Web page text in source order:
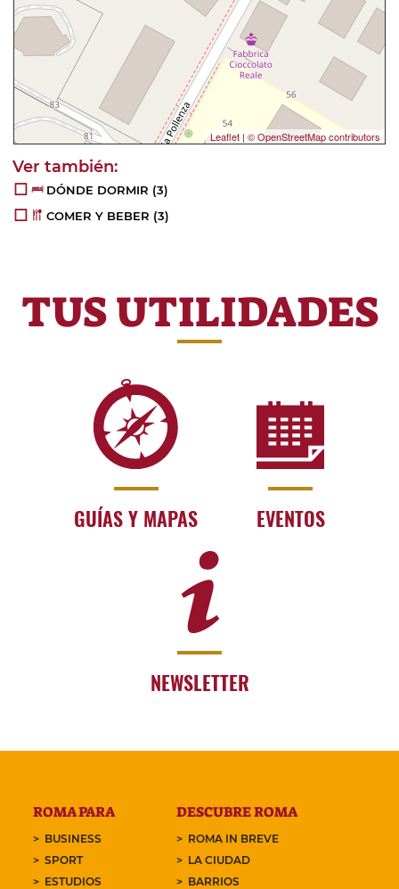
Leaflet | © OpenStreetMap contributors
DÓNDE DORMIR (3)
COMER Y BEBER (3)
TUS UTILIDADES
GUÍAS Y MAPAS EVENTOS
NEWSLETTER
ROMA PARA
BUSINESS
SPORT
ESTUDIOS
DESCUBRE ROMA
ROMA IN BREVE
LA CIUDAD
BARRIOS